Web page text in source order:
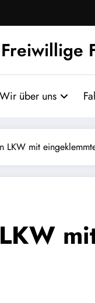
Freiwillige
Wir über uns
LKW mit